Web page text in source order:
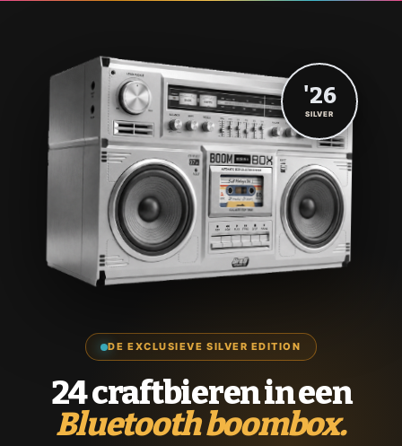
DE EXCLUSIEVE SILVER EDITION
24 craftbieren in een
Bluetooth boombox.
'26
SILVER